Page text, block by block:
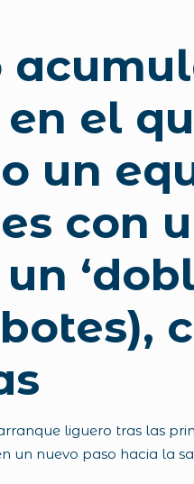
el
un
con
liguero tras las
un nuevo paso hacia la